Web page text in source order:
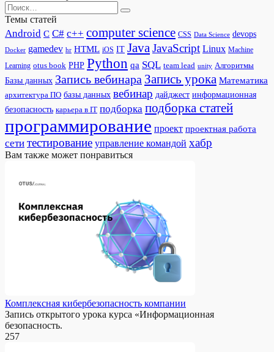
Search
for:
Темы статей
Android C C# c++ computer science CSS Data Science devops
Docker gamedev hr HTML iOS IT Java JavaScript Linux Machine
Learning otus book PHP Python qa SQL team lead unity Алгоритмы
Базы данных Запись вебинара Запись урока Математика
архитектура ПО базы данных вебинар дайджест информационная
безопасность карьера в IT подборка подборка статей
программирование проект проектная работа
сети тестирование управление командой хабр
Вам также может понравиться
Комплексная кибербезопасность компании
Запись открытого урока курса «Информационная
безопасность.
257